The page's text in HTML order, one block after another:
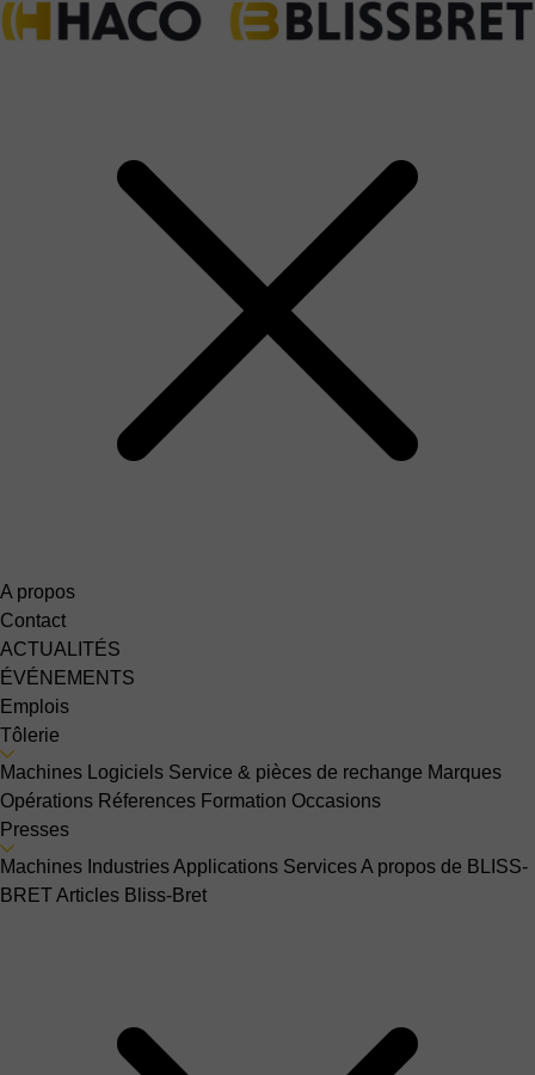
A propos
Contact
ACTUALITÉS
ÉVÉNEMENTS
Emplois
Tôlerie
Machines
Logiciels Service & pièces de rechange Marques
Opérations Réferences Formation Occasions
Presses
Machines IndustriesApplications ServicesA propos de BLISS-
BRETArticles Bliss-Bret